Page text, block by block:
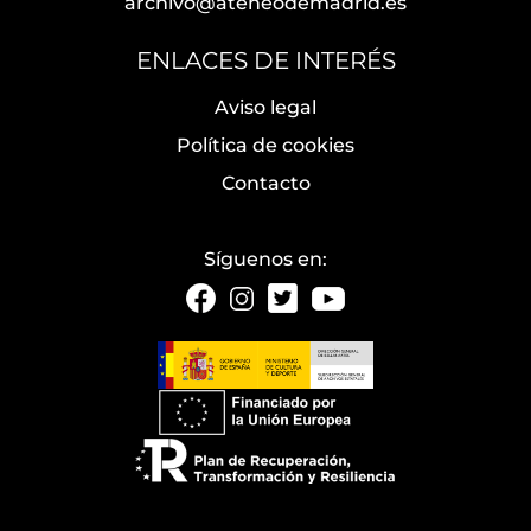
ENLACES DE INTERÉS
Aviso legal
Política de cookies
Contacto
Síguenos en: